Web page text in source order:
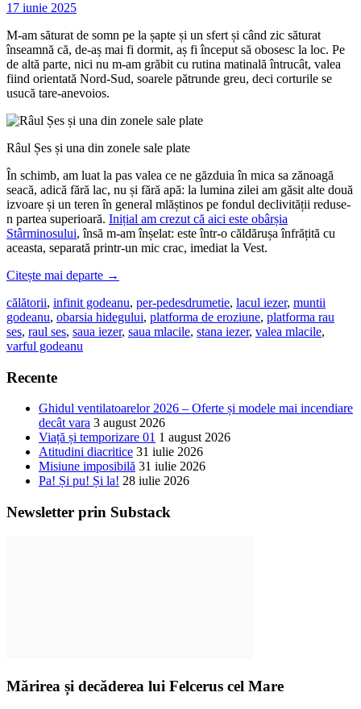
17 iunie 2025
M-am săturat de somn pe la șapte și un sfert și când zic săturat
înseamnă că, de-aș mai fi dormit, aș fi început să obosesc la loc. Pe
de altă parte, nici nu m-am grăbit cu rutina matinală întrucât, valea
fiind orientată Nord-Sud, soarele pătrunde greu, deci corturile se
usucă tare-anevoios.
Râul Șes și una din zonele sale plate
În schimb, am luat la pas valea ce ne găzduia în mica sa zănoagă
seacă, adică fără lac, nu și fără apă: la lumina zilei am găsit alte două
izvoare și un teren în general mlăștinos pe fondul declivității reduse-
n partea superioară. Inițial am crezut că aici este obârșia
Stârminosului, însă m-am înșelat: este într-o căldărușa înfrățită cu
aceasta, separată printr-un mic crac, imediat la Vest.
Citește mai departe →
călătorii, infinit godeanu, per-pedesdrumetie, lacul iezer, muntii
godeanu, obarsia hidegului, platforma de eroziune, platforma rau
ses, raul ses, saua iezer, saua mlacile, stana iezer, valea mlacile,
varful godeanu
Recente
Ghidul ventilatoarelor 2026 – Oferte și modele mai incendiare
decât vara 3 august 2026
Viață și temporizare 01 1 august 2026
Atitudini diacritice 31 iulie 2026
Misiune imposibilă 31 iulie 2026
Pa! Și pu! Și la! 28 iulie 2026
Newsletter prin Substack
Mărirea și decăderea lui Felcerus cel Mare